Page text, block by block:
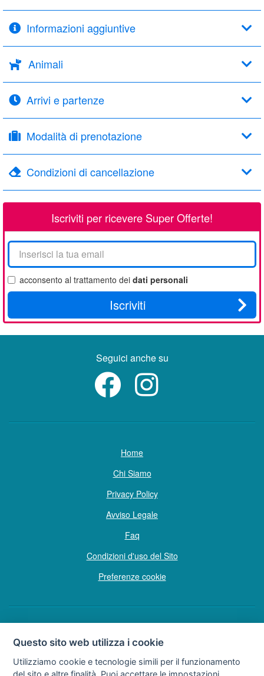
Informazioni aggiuntive
Animali
Arrivi e partenze
Modalità di prenotazione
Condizioni di cancellazione
Iscriviti per ricevere Super Offerte!
La
tua
email
acconsento al trattamento dei dati personali
Iscriviti
Seguici anche su
Home
Chi Siamo
Privacy Policy
Avviso Legale
Faq
Condizioni d'uso del Sito
Preferenze cookie
Copyright © Tutti i diritti sono riservati
Soggetto sottoposto a direzione e coordinamento della F.lli Dionisi S.r.L.
Questo sito web utilizza i cookie
Utilizziamo cookie e tecnologie simili per il funzionamento
del sito e altre finalità. Puoi accettare le impostazioni